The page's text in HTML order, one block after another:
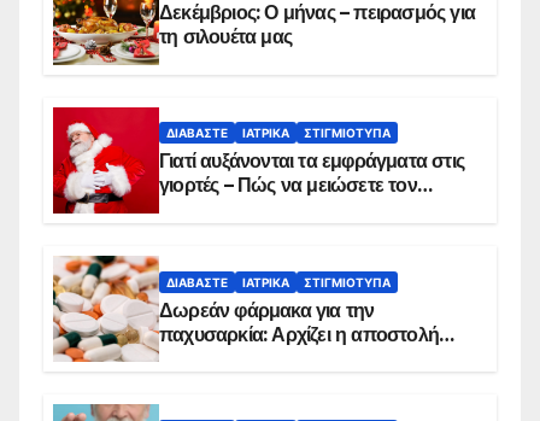
Δεκέμβριος: Ο μήνας – πειρασμός για
τη σιλουέτα μας
ΔΙΑΒΆΣΤΕ ΙΑΤΡΙΚΆ ΣΤΙΓΜΙΌΤΥΠΑ
Γιατί αυξάνονται τα εμφράγματα στις
γιορτές – Πώς να μειώσετε τον
ΔΙΑΒΆΣΤΕ ΙΑΤΡΙΚΆ ΣΤΙΓΜΙΌΤΥΠΑ
Δωρεάν φάρμακα για την
παχυσαρκία: Αρχίζει η αποστολή